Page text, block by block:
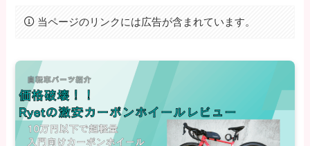
当ページのリンクには広告が含まれています。